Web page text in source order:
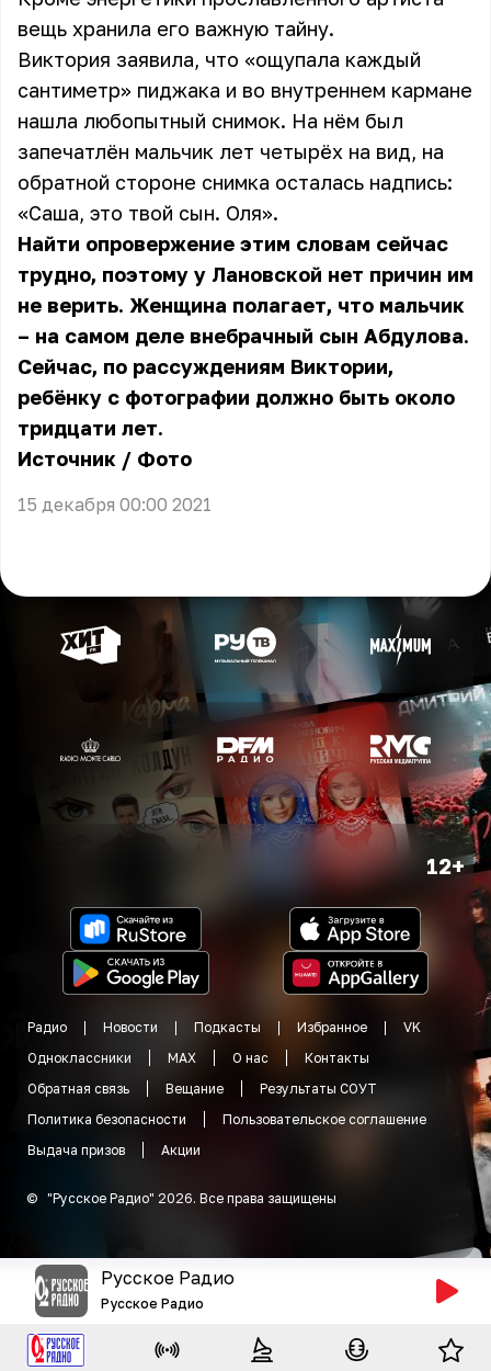
вещь хранила его важную тайну.
Виктория заявила, что «ощупала каждый
сантиметр» пиджака и во внутреннем кармане
нашла любопытный снимок. На нём был
запечатлён мальчик лет четырёх на вид, на
обратной стороне снимка осталась надпись:
«Саша, это твой сын. Оля».
Найти опровержение этим словам сейчас
трудно, поэтому у Лановской нет причин им
не верить. Женщина полагает, что мальчик
– на самом деле внебрачный сын Абдулова.
Сейчас, по рассуждениям Виктории,
ребёнку с фотографии должно быть около
тридцати лет.
Источник / Фото
15 декабря 00:00 2021
12+
Радио Новости Подкасты Избранное
VK
Одноклассники
MAX О нас
Контакты
Обратная связь
Вещание
Результаты СОУТ
Политика безопасности
Пользовательское соглашение
Выдача призов
Акции
© "Русское Радио" 2026. Все права защищены
Русское Радио
Русское Радио